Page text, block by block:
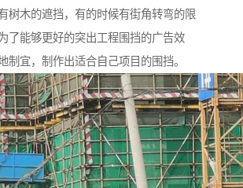
树木的遮挡，有的时候有街角转弯的限
了能够更好的突出工程围挡的广告效
制宜，制作出适合自己项目的围挡。